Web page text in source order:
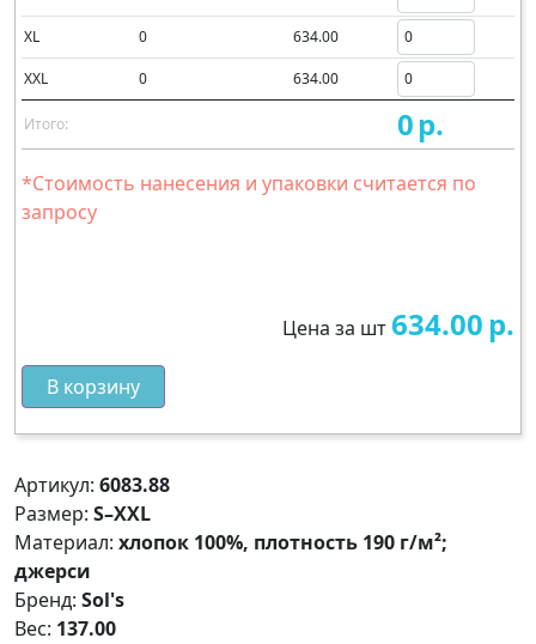
XL 0 634.00
XXL 0 634.00
Итого: 0р.
*Стоимость нанесения и упаковки считается по
запросу
Цена за шт634.00р.
В корзину
Артикул: 6083.88
Размер: S–XXL
Материал: хлопок 100%, плотность 190 г/м²;
джерси
Бренд: Sol's
Вес: 137.00